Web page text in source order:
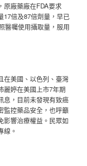
原廠藥廠在FDA要求
17倍及87倍劑量，早已
醫囑使用攝取量，服用
在美國、以色列、臺灣
麗婷在美國上市7年期
息，目前未發現有致癌
監控藥品安全，也呼籲
影響治療權益。民眾如
線。